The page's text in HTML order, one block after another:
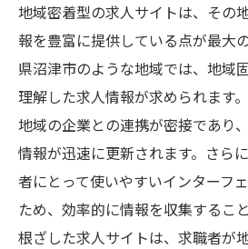
地域密着型の求人サイトは、その
報を豊富に提供している点が最大
県沼津市のような地域では、地域
理解した求人情報が求められます
地域の企業との連携が密接であり
情報が迅速に更新されます。さら
者にとって使いやすいインターフ
ため、効率的に情報を収集するこ
根ざした求人サイトは、求職者が